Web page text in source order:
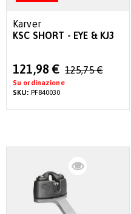
Karver
KSC SHORT - EYE & KJ3
Special
Price
121,98 € 125,75 €
Su ordinazione
SKU: PF840030